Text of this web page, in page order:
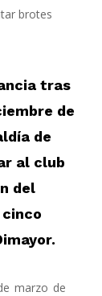
brotes
tras
de
de
al club
del
marzo de